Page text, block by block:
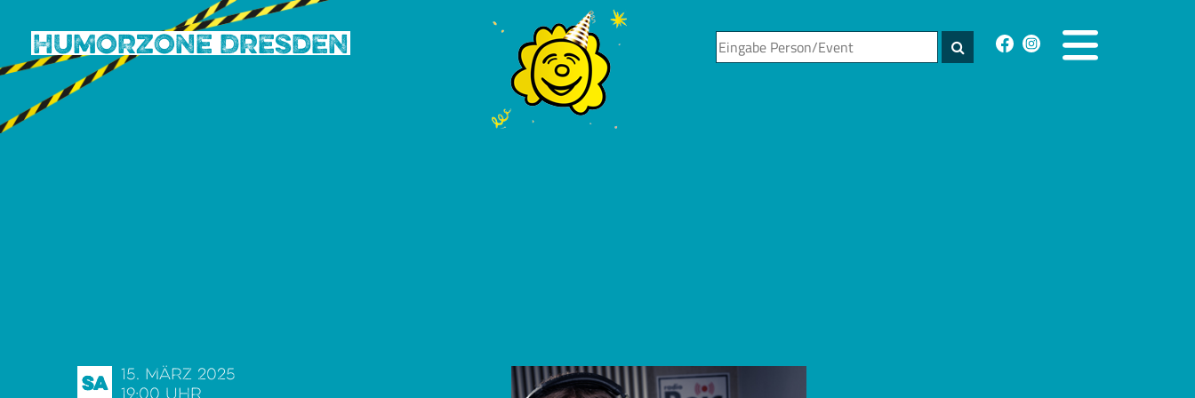
Humorzone Dresden
Sa
15. März 2025